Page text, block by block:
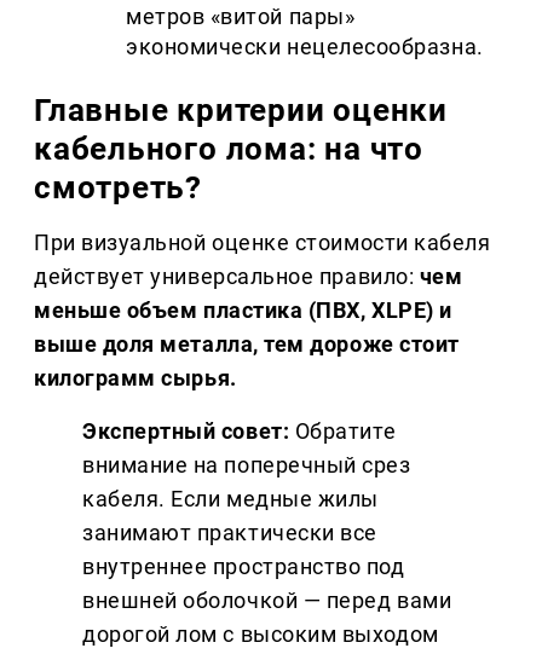
метров «витой пары»
экономически нецелесообразна.
Главные критерии оценки
кабельного лома: на что
смотреть?
При визуальной оценке стоимости кабеля
действует универсальное правило: чем
меньше объем пластика (ПВХ, XLPE) и
выше доля металла, тем дороже стоит
килограмм сырья.
Экспертный совет: Обратите
внимание на поперечный срез
кабеля. Если медные жилы
занимают практически все
внутреннее пространство под
внешней оболочкой — перед вами
дорогой лом с высоким выходом